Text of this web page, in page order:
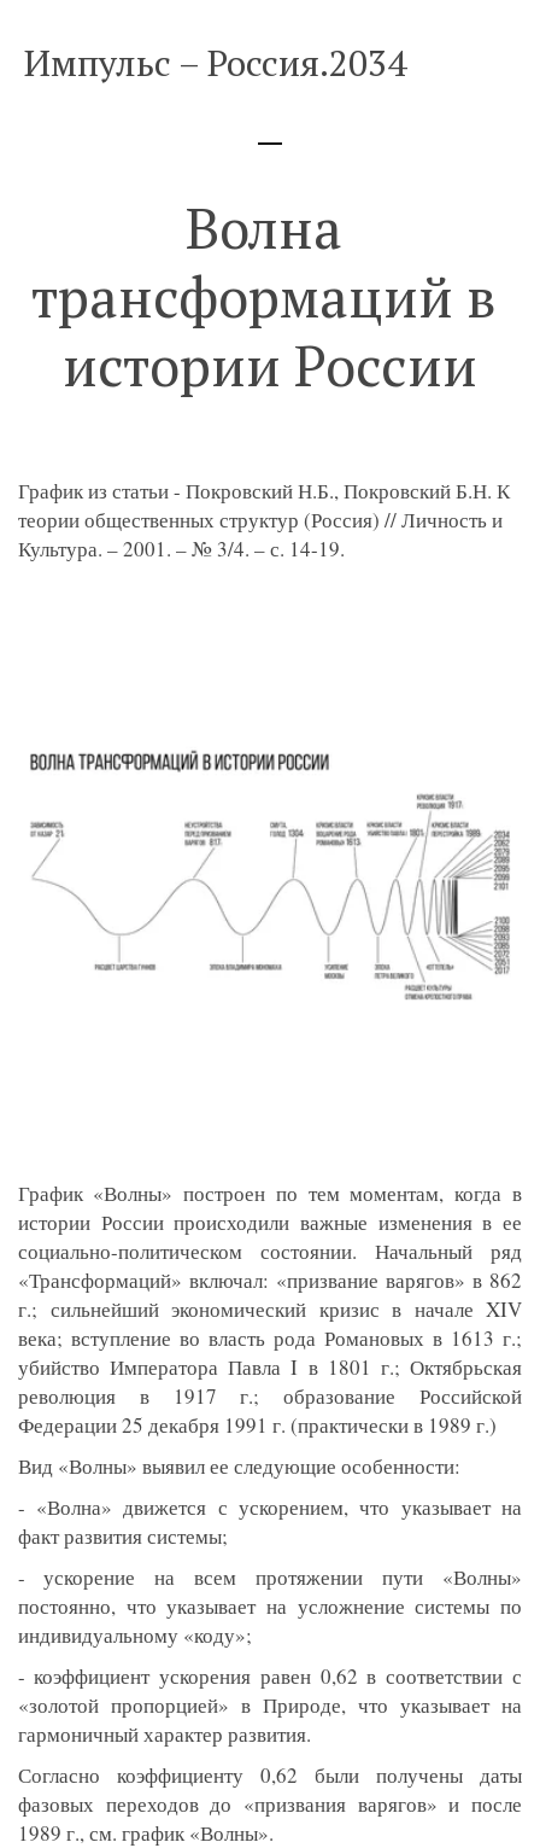
Импульс – Россия.2034
Волна
трансформаций в
истории России
График из статьи - Покровский Н.Б., Покровский Б.Н. К
теории общественных структур (Россия) // Личность и
Культура. – 2001. – № 3/4. – с. 14-19.
График «Волны» построен по тем моментам, когда в
истории России происходили важные изменения в ее
социально-политическом состоянии. Начальный ряд
«Трансформаций» включал: «призвание варягов» в 862
г.; сильнейший экономический кризис в начале XIV
века; вступление во власть рода Романовых в 1613 г.;
убийство Императора Павла I в 1801 г.; Октябрьская
революция в 1917 г.; образование Российской
Федерации 25 декабря 1991 г. (практически в 1989 г.)
Вид «Волны» выявил ее следующие особенности:
- «Волна» движется с ускорением, что указывает на
факт развития системы;
- ускорение на всем протяжении пути «Волны»
постоянно, что указывает на усложнение системы по
индивидуальному «коду»;
- коэффициент ускорения равен 0,62 в соответствии с
«золотой пропорцией» в Природе, что указывает на
гармоничный характер развития.
Согласно коэффициенту 0,62 были получены даты
фазовых переходов до «призвания варягов» и после
1989 г., см. график «Волны».